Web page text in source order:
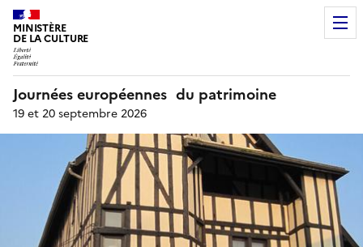
MINISTÈRE
DE LA CULTURE
Journées européennes du patrimoine
19 et 20 septembre 2026